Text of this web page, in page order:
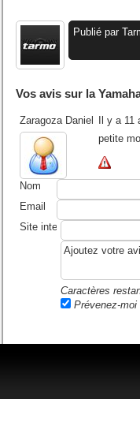
Publié par
Vos avis sur la
Zaragoza Daniel
Il y a
petite
Nom
Email
Site internet ou blog
Caractères
Prévenez-moi